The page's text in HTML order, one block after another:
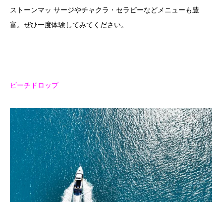
ストーンマッ サージやチャクラ・セラピーなどメニューも豊
富。ぜひ一度体験してみてください。
ビーチドロップ